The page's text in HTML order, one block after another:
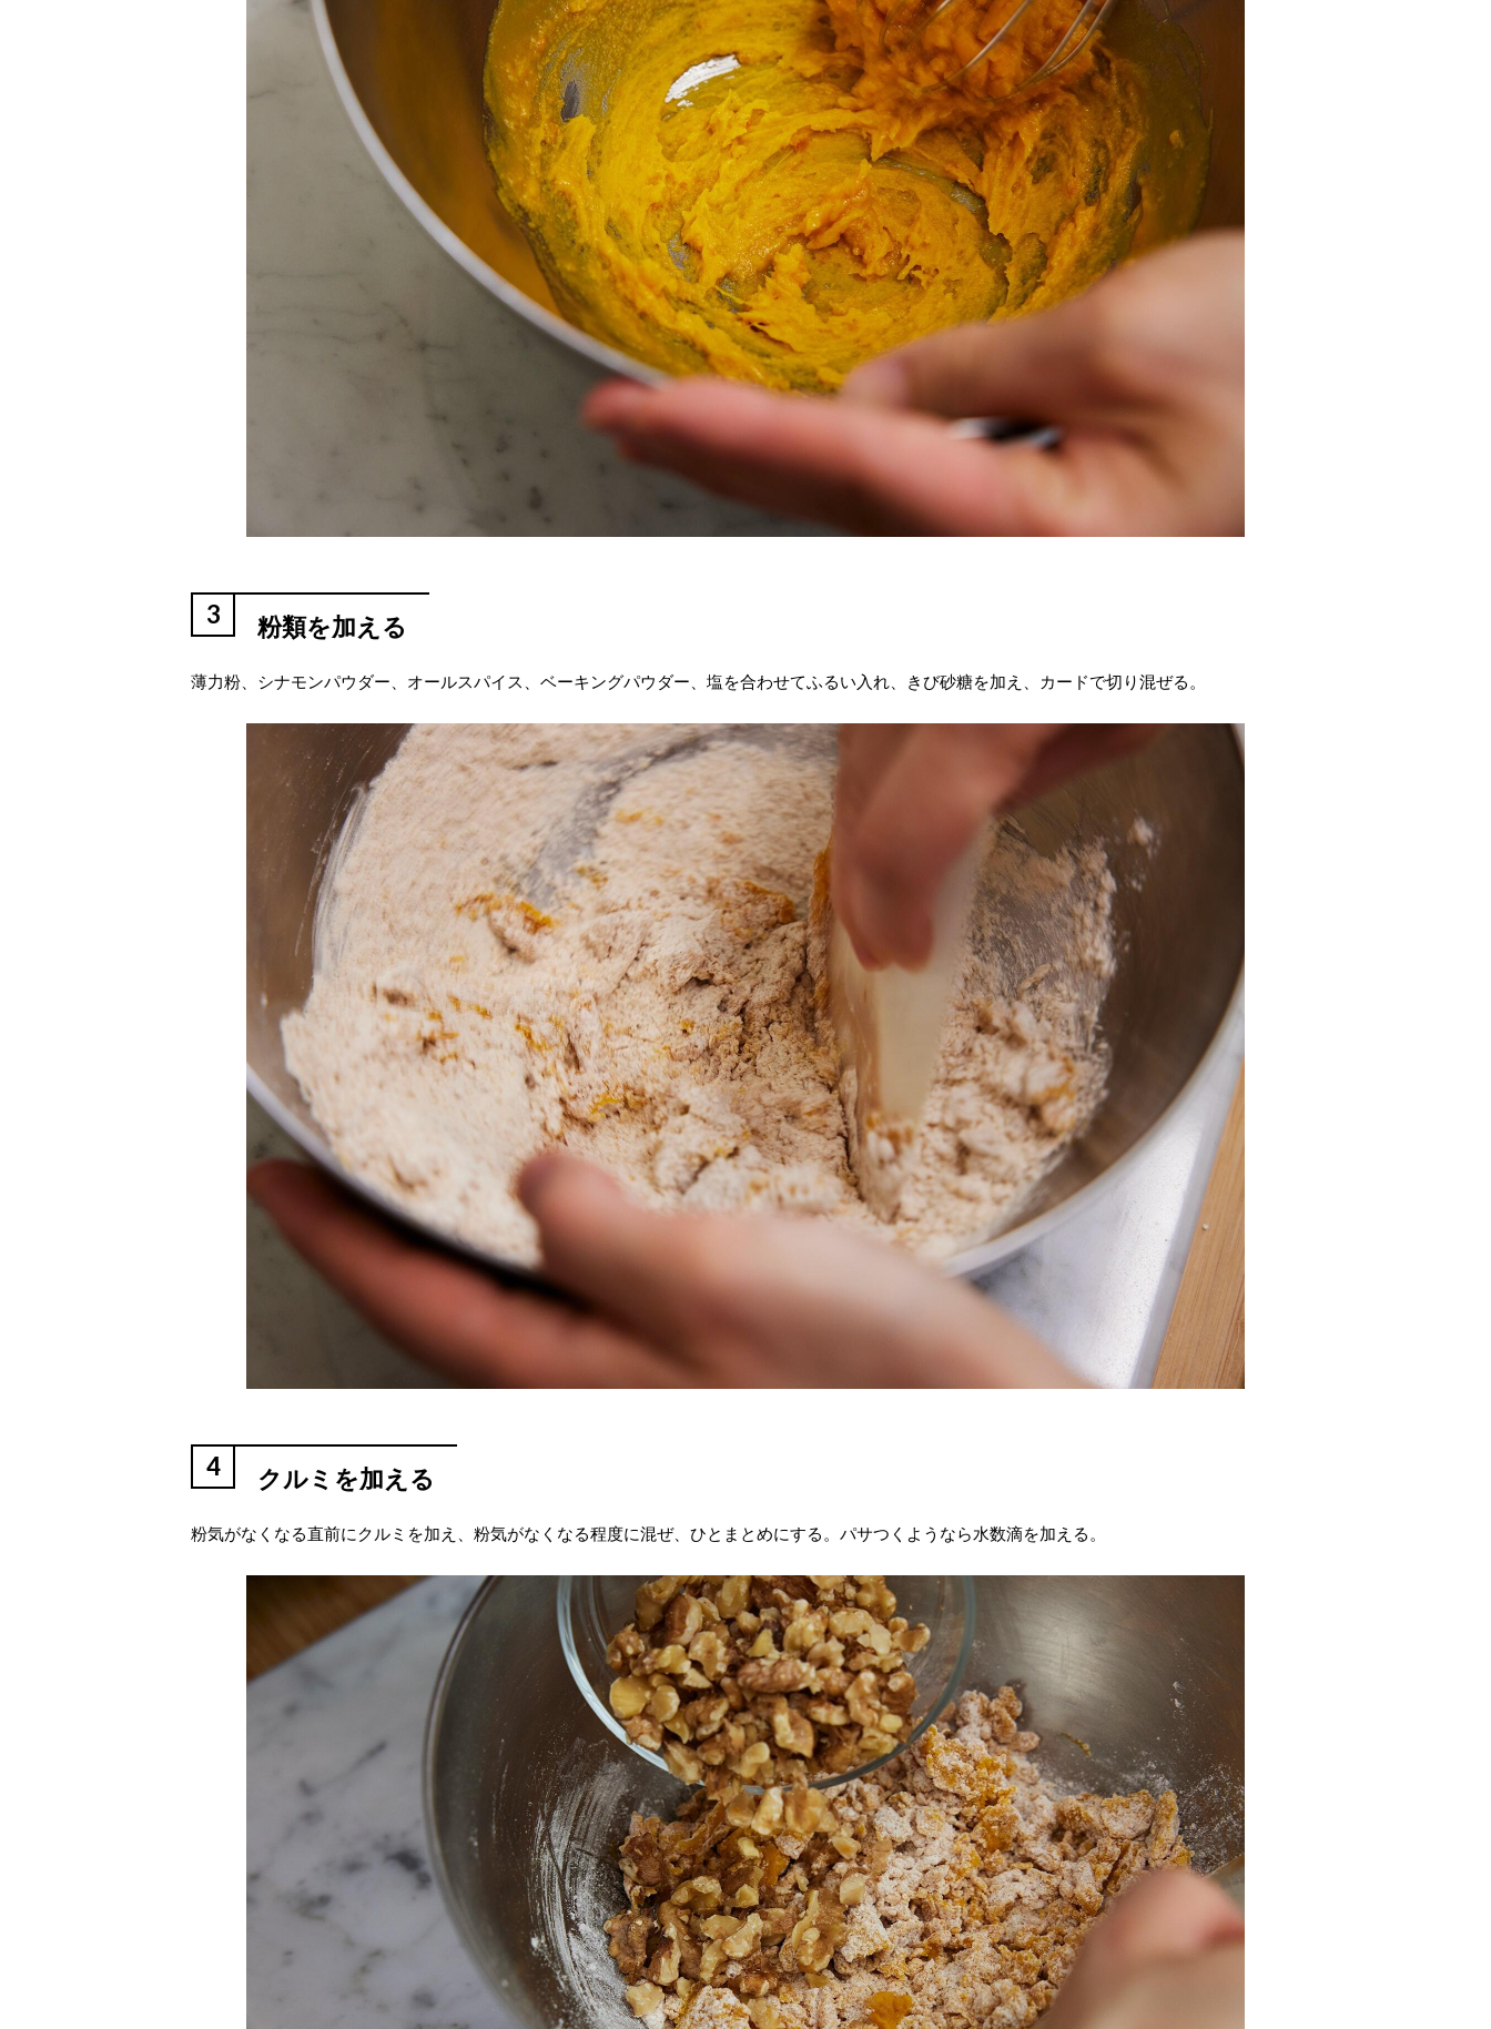
3 粉類を加える
薄力粉、シナモンパウダー、オールスパイス、ベーキングパウダー、塩を合わせてふるい入れ、きび砂糖を加え、カードで切り混ぜる。
4 クルミを加える
粉気がなくなる直前にクルミを加え、粉気がなくなる程度に混ぜ、ひとまとめにする。パサつくようなら水数滴を加える。